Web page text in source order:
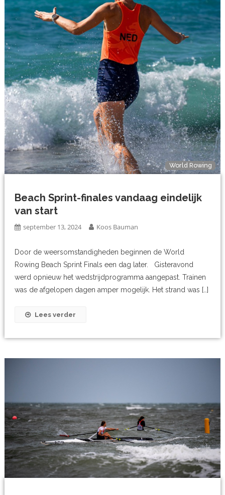
World Rowing
Beach Sprint-finales vandaag eindelijk
van start
september 13, 2024 Koos Bauman
Door de weersomstandigheden beginnen de World
Rowing Beach Sprint Finals een dag later. Gisteravond
werd opnieuw het wedstrijdprogramma aangepast. Trainen
was de afgelopen dagen amper mogelijk. Het strand was […]
Lees verder